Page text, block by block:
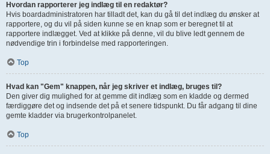
Hvordan rapporterer jeg indlæg til en redaktør?
Hvis boardadministratoren har tilladt det, kan du gå til det indlæg du ønsker at
rapportere, og du vil på siden kunne se en knap som er beregnet til at
rapportere indlægget. Ved at klikke på denne, vil du blive ledt gennem de
nødvendige trin i forbindelse med rapporteringen.
Top
Hvad kan "Gem" knappen, når jeg skriver et indlæg, bruges til?
Den giver dig mulighed for at gemme dit indlæg som en kladde og dermed
færdiggøre det og indsende det på et senere tidspunkt. Du får adgang til dine
gemte kladder via brugerkontrolpanelet.
Top